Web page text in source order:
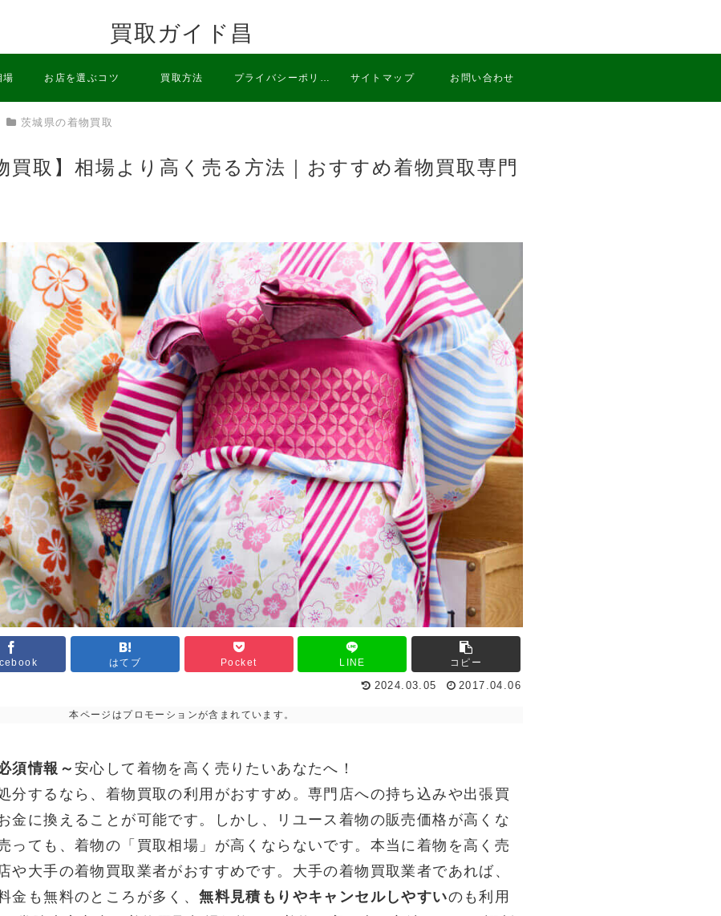
買取ガイド昌
場 お店を選ぶコツ 買取方法 プライバシーポリシ サイトマップ お問い合わせ
茨城県の着物買取
買取】相場より高く売る方法｜おすすめ着物買取専門
はてブ Pocket LINE コピー
2024.03.05 2017.04.06
本ページはプロモーションが含まれています。
須情報～ 安心して着物を高く売りたいあなたへ！
分するなら、着物買取の利用がおすすめ。専門店への持ち込みや出張買
金に換えることが可能です。しかし、リユース着物の販売価格が高くな
っても、着物の「買取相場」が高くならないです。本当に着物を高く売
や大手の着物買取業者がおすすめです。大手の着物買取業者であれば、
金も無料のところが多く、無料見積もりやキャンセルしやすいのも利用